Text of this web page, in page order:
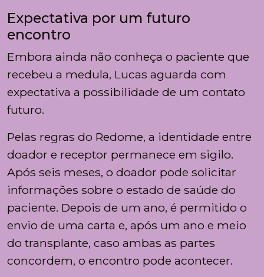
Expectativa por um futuro
encontro
Embora ainda não conheça o paciente que
recebeu a medula, Lucas aguarda com
expectativa a possibilidade de um contato
futuro.
Pelas regras do Redome, a identidade entre
doador e receptor permanece em sigilo.
Após seis meses, o doador pode solicitar
informações sobre o estado de saúde do
paciente. Depois de um ano, é permitido o
envio de uma carta e, após um ano e meio
do transplante, caso ambas as partes
concordem, o encontro pode acontecer.